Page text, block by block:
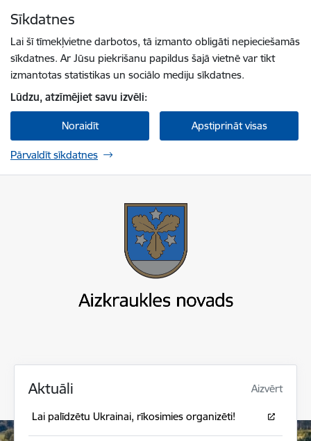
Sīkdatnes
Lai šī tīmekļvietne darbotos, tā izmanto obligāti nepieciešamās
sīkdatnes. Ar Jūsu piekrišanu papildus šajā vietnē var tikt
izmantotas statistikas un sociālo mediju sīkdatnes.
Lūdzu, atzīmējiet savu izvēli:
Noraidīt Apstiprināt visas
Pārvaldīt sīkdatnes
Aktuāli Aizvērt
Lai palīdzētu Ukrainai, rīkosimies organizēti!